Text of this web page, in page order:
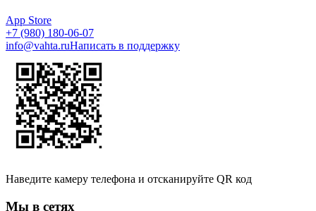
App Store
+7 (980) 180-06-07
info@vahta.ruНаписать в поддержку
Наведите камеру телефона и отсканируйте QR код
Мы в сетях